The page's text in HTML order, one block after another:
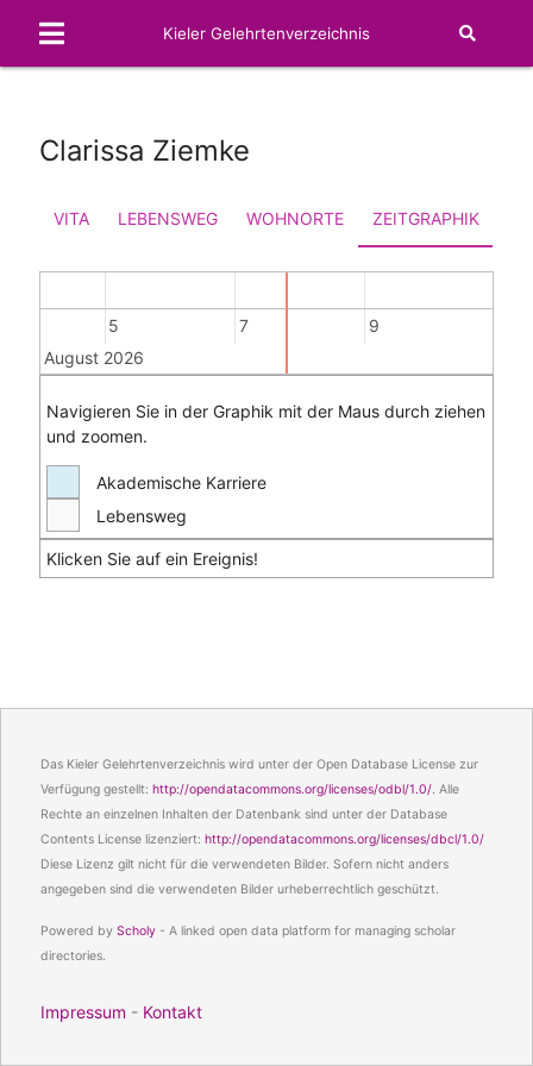
Kieler Gelehrtenverzeichnis
Clarissa Ziemke
VITA LEBENSWEG WOHNORTE ZEITGRAPHIK
5 7 9
August 2026
Navigieren Sie in der Graphik mit der Maus durch ziehen
und zoomen.
Akademische Karriere
Lebensweg
Klicken Sie auf ein Ereignis!
Das Kieler Gelehrtenverzeichnis wird unter der Open Database License zur
Verfügung gestellt: http://opendatacommons.org/licenses/odbl/1.0/. Alle
Rechte an einzelnen Inhalten der Datenbank sind unter der Database
Contents License lizenziert: http://opendatacommons.org/licenses/dbcl/1.0/
Diese Lizenz gilt nicht für die verwendeten Bilder. Sofern nicht anders
angegeben sind die verwendeten Bilder urheberrechtlich geschützt.
Powered by Scholy- A linked open data platform for managing scholar
directories.
Impressum - Kontakt